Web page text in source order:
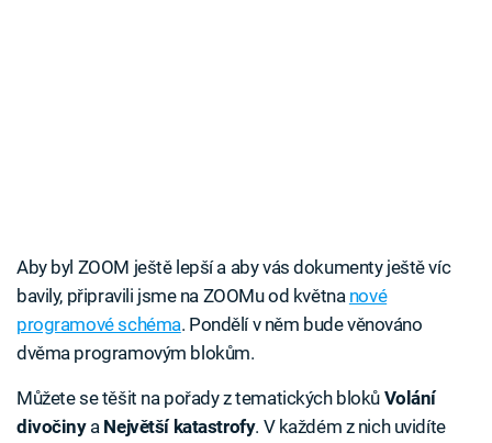
Aby byl ZOOM ještě lepší a aby vás dokumenty ještě víc
bavily, připravili jsme na ZOOMu od května nové
programové schéma. Pondělí v něm bude věnováno
dvěma programovým blokům.
Můžete se těšit na pořady z tematických bloků Volání
divočinya Největší katastrofy. V každém z nich uvidíte